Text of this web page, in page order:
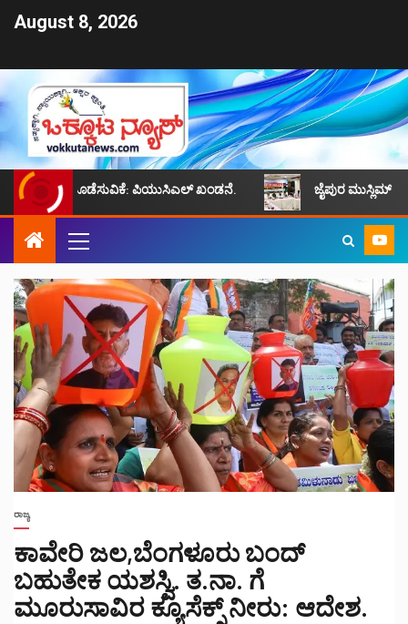
August 8, 2026
ತೊಡೆಸುವಿಕೆ: ಪಿಯುಸಿಎಲ್ ಖಂಡನೆ. ಜೈಪುರ ಮುಸ್ಲಿಮ್ ಸಮುದಾಯದ
ರಾಜ್ಯ
ಕಾವೇರಿ ಜಲ,ಬೆಂಗಳೂರು ಬಂದ್
ಬಹುತೇಕ ಯಶಸ್ವಿ. ತ.ನಾ. ಗೆ
ಮೂರುಸಾವಿರ ಕ್ಯೂಸೆಕ್ಸ್ ನೀರು: ಆದೇಶ.